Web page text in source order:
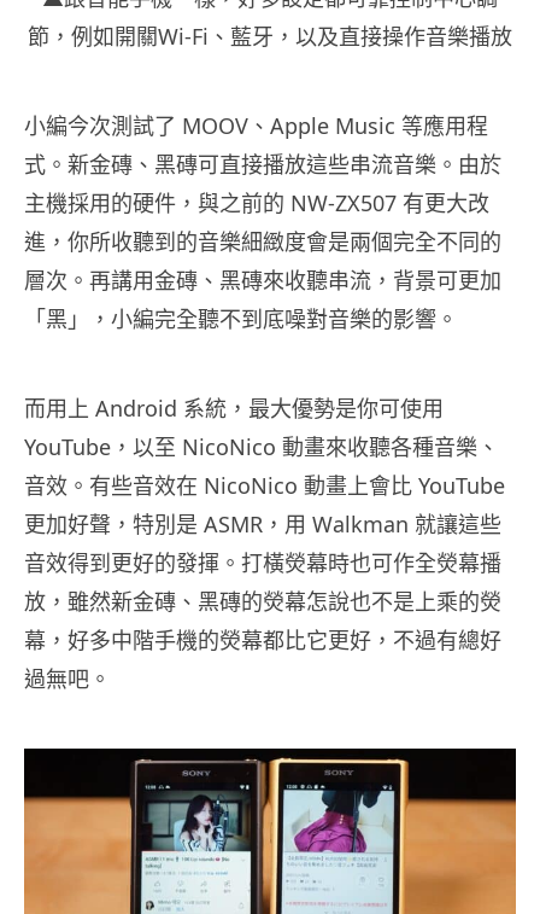
節，例如開關Wi-Fi、藍牙，以及直接操作音樂播放
小編今次測試了 MOOV、Apple Music 等應用程
式。新金磚、黑磚可直接播放這些串流音樂。由於
主機採用的硬件，與之前的 NW-ZX507 有更大改
進，你所收聽到的音樂細緻度會是兩個完全不同的
層次。再講用金磚、黑磚來收聽串流，背景可更加
「黑」，小編完全聽不到底噪對音樂的影響。
而用上 Android 系統，最大優勢是你可使用
YouTube，以至 NicoNico 動畫來收聽各種音樂、
音效。有些音效在 NicoNico 動畫上會比 YouTube
更加好聲，特別是 ASMR，用 Walkman 就讓這些
音效得到更好的發揮。打橫熒幕時也可作全熒幕播
放，雖然新金磚、黑磚的熒幕怎說也不是上乘的熒
幕，好多中階手機的熒幕都比它更好，不過有總好
過無吧。